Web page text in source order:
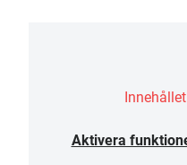
Aktivera